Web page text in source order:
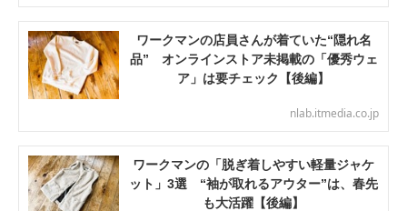
ワークマンの店員さんが着ていた“隠れ名
品” オンラインストア未掲載の「優秀ウェ
ア」は要チェック【後編】
nlab.itmedia.co.jp
ワークマンの「脱ぎ着しやすい軽量ジャケ
ット」3選 “袖が取れるアウター”は、春先
も大活躍【後編】